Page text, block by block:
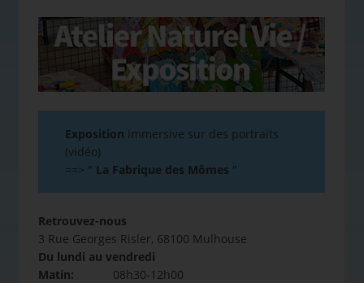
Exposition immersive sur des portraits
(vidéo)
==> " La Fabrique des Mômes "
Retrouvez-nous
3 Rue Georges Risler, 68100 Mulhouse
Du lundi au vendredi
Matin: 08h30-12h00